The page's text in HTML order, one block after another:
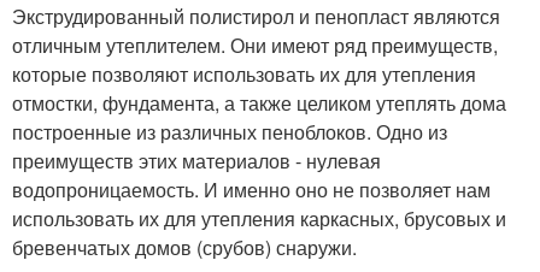
Экструдированный полистирол и пенопласт являются
отличным утеплителем. Они имеют ряд преимуществ,
которые позволяют использовать их для утепления
отмостки, фундамента, а также целиком утеплять дома
построенные из различных пеноблоков. Одно из
преимуществ этих материалов - нулевая
водопроницаемость. И именно оно не позволяет нам
использовать их для утепления каркасных, брусовых и
бревенчатых домов (срубов) снаружи.